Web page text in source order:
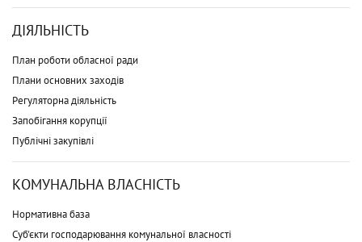
ДІЯЛЬНІСТЬ
План роботи обласної ради
Плани основних заходів
Регуляторна діяльність
Запобігання корупції
Публічні закупівлі
КОМУНАЛЬНА ВЛАСНІСТЬ
Нормативна база
Суб'єкти господарювання комунальної власності